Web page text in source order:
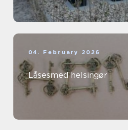
04. February 2026
Låsesmed helsingør